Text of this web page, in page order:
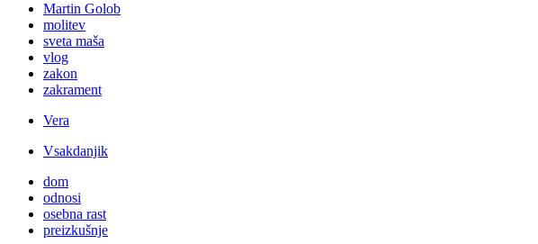
Martin Golob
molitev
sveta maša
vlog
zakon
zakrament
Vera
Vsakdanjik
dom
odnosi
osebna rast
preizkušnje